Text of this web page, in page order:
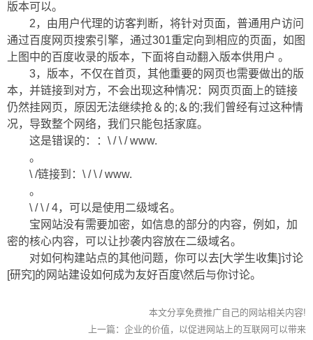
版本可以。
2，由用户代理的访客判断，将针对页面，普通用户访问
通过百度网页搜索引擎，通过301重定向到相应的页面，如图
上图中的百度收录的版本，下面将自动翻入版本供用户 。
3，版本，不仅在首页，其他重要的网页也需要做出的版
本，并链接到对方，不会出现这种情况：网页页面上的链接
仍然挂网页，原因无法继续抢＆的;＆的;我们曾经有过这种情
况，导致整个网络，我们只能包括家庭。
这是错误的：：\ / \ / www.
。
\ /链接到：\ / \ / www.
。
\ / \ / 4，可以是使用二级域名。
宝网站没有需要加密，如信息的部分的内容，例如，加
密的核心内容，可以让抄袭内容放在二级域名。
对如何构建站点的其他问题，你可以去[大学生收集]讨论
[研究]的网站建设如何成为友好百度\然后与你讨论。
本文分享免费推广自己的网站相关内容!
上一篇： 企业的价值，以促进网站上的互联网可以带来